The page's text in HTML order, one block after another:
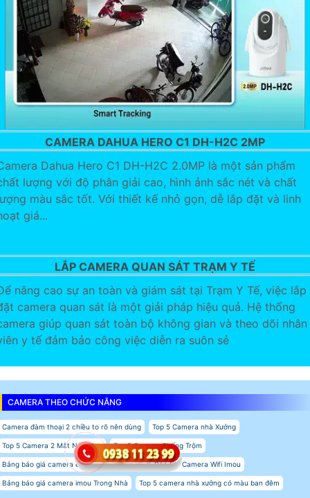
CAMERA DAHUA HERO C1 DH-H2C 2MP
Dahua Hero C1 DH-H2C 2.0MP là một sản phẩm
lượng với độ phân giải cao, hình ảnh sắc nét và chất
màu sắc tốt. Với thiết kế nhỏ gọn, dễ lắp đặt và linh
giá...
LẮP CAMERA QUAN SÁT TRẠM Y TẾ
nâng cao sự an toàn và giám sát tại Trạm Y Tế, việc lắp
camera quan sát là một giải pháp hiệu quả. Hệ thống
giúp quan sát toàn bộ không gian và theo dõi nhân
y tế đảm bảo công việc diễn ra suôn sẻ
CAMERA THEO CHỨC NĂNG
Camera đàm thoại 2 chiều to rõ nên dùng Top 5 Camera nhà Xưởng
Top 5 Camera 2 Mắt Nên Mua Top 5 Camera Chống Trộm
Bảng báo giá camera ezviz Lắp Trong Nhà Báo Giá Camera Wifi Imou
Bảng báo giá camera imou Trong Nhà Top 5 camera nhà xưởng có màu ban đêm